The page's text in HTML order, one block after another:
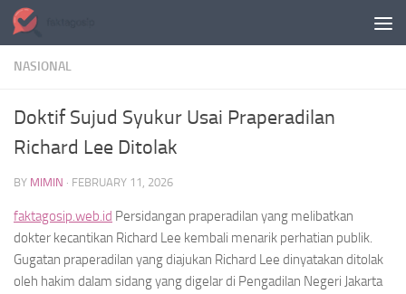
Skip to content
NASIONAL
Doktif Sujud Syukur Usai Praperadilan
Richard Lee Ditolak
BY MIMIN · FEBRUARY 11, 2026
faktagosip.web.id Persidangan praperadilan yang melibatkan
dokter kecantikan Richard Lee kembali menarik perhatian publik.
Gugatan praperadilan yang diajukan Richard Lee dinyatakan ditolak
oleh hakim dalam sidang yang digelar di Pengadilan Negeri Jakarta